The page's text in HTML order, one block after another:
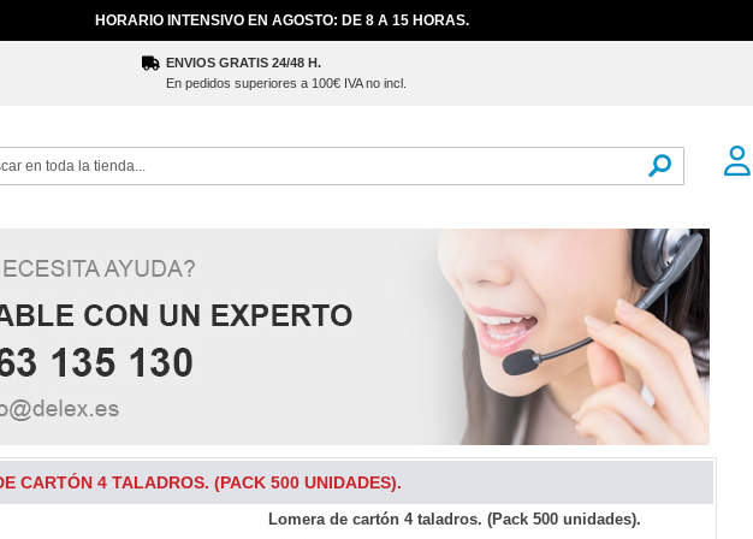
HORARIO INTENSIVO EN AGOSTO: DE 8 A 15 HORAS.
ENVIOS GRATIS 24/48 H.
En pedidos superiores a 100€ IVA no incl.
CARTÓN 4 TALADROS. (PACK 500 UNIDADES).
Lomera de cartón 4 taladros. (Pack 500 unidades).